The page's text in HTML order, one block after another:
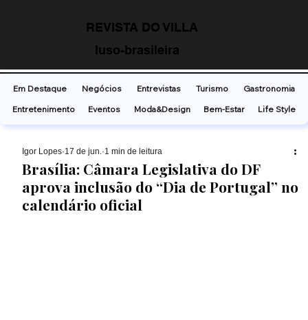
REVISTA DO VILLA
luso-brasileira
Brasília: Câmara Legislativa do DF
aprova inclusão do “Dia de Portugal” no
calendário oficial
Ígor Lopes 17 de jun. 1 min de leitura
Em Destaque Negócios Entrevistas Turismo
Gastronomia
Entretenimento
Eventos Moda&Design Bem-Estar Life Style